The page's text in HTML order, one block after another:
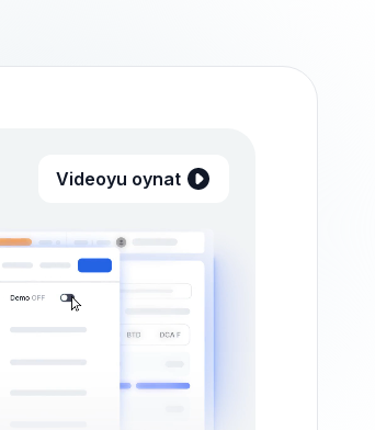
Videoyu oynat